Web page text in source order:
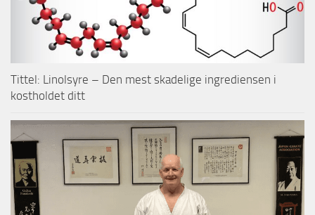
Tittel: Linolsyre – Den mest skadelige ingrediensen i
kostholdet ditt